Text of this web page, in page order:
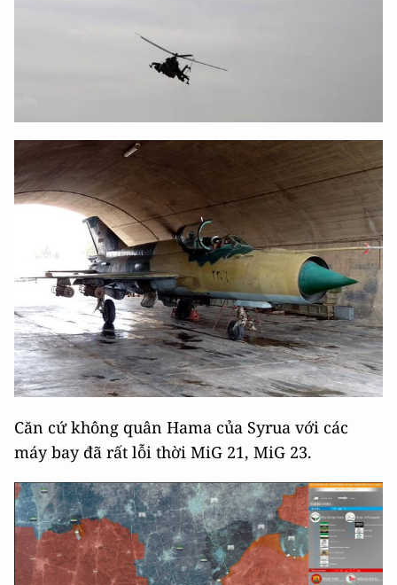
Căn cứ không quân Hama của Syrua với các
máy bay đã rất lỗi thời MiG 21, MiG 23.